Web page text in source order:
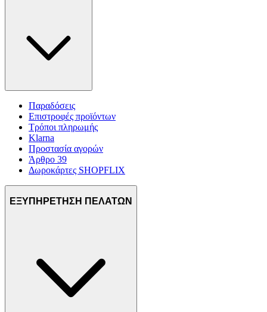
Παραδόσεις
Επιστροφές προϊόντων
Τρόποι πληρωμής
Klarna
Προστασία αγορών
Άρθρο 39
Δωροκάρτες SHOPFLIX
ΕΞΥΠΗΡΕΤΗΣΗ ΠΕΛΑΤΩΝ